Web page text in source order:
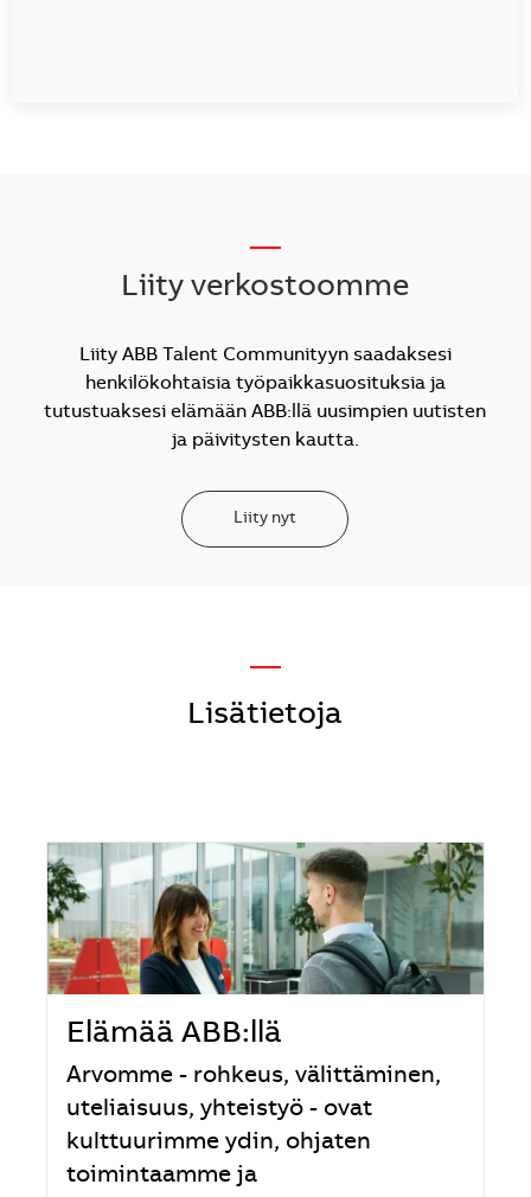
Liity verkostoomme
Liity ABB Talent Communityyn saadaksesi
henkilökohtaisia työpaikkasuosituksia ja
tutustuaksesi elämään ABB:llä uusimpien uutisten
ja päivitysten kautta.
Liity nyt
—
Lisätietoja
Elämää ABB:llä
Arvomme - rohkeus, välittäminen,
uteliaisuus, yhteistyö - ovat
kulttuurimme ydin, ohjaten
toimintaamme ja